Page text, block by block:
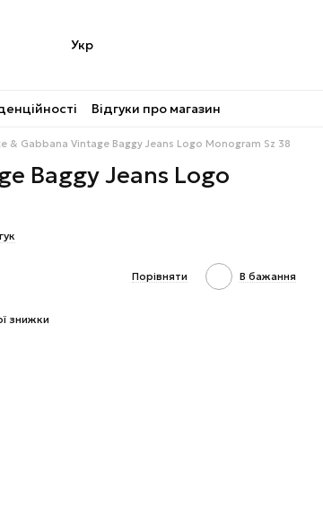
Укр
Відгуки про магазин
& Gabbana Vintage Baggy Jeans Logo Monogram Sz 38
Baggy Jeans Logo
Порівняти В бажання
знижки